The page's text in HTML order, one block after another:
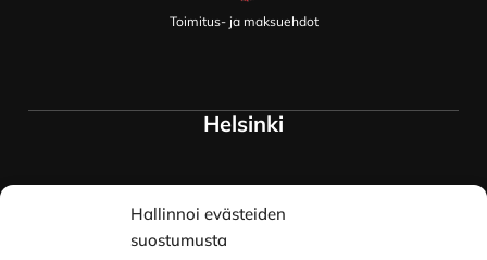
Hallinnoi evästeiden
suostumusta
Toimitus- ja maksuehdot
Helsinki
Siltavuorenranta 18
00170 Helsinki